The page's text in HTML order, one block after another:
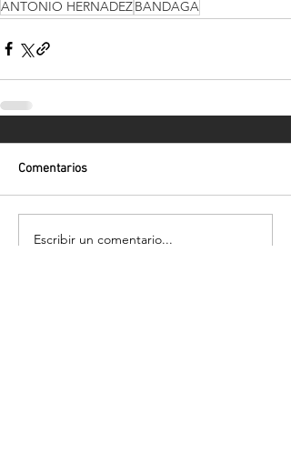
ANTONIO HERNADEZBANDAGA
Comentarios
Escribir un comentario...